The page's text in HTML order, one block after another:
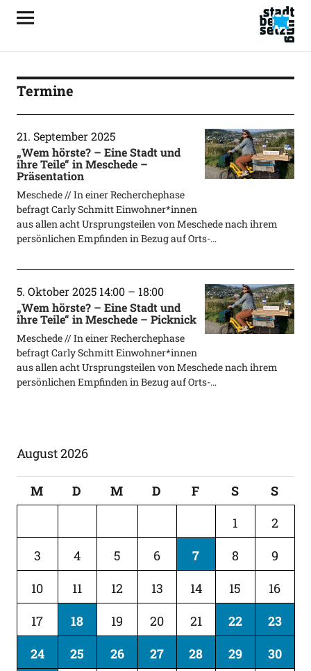
Termine
21. September 2025
„Wem hörste? – Eine Stadt und
ihre Teile“ in Meschede –
Präsentation
Meschede // In einer Recherchephase
befragt Carly Schmitt Einwohner*innen
aus allen acht Ursprungsteilen von Meschede nach ihrem
persönlichen Empfinden in Bezug auf Orts-…
5. Oktober 2025 14:00– 18:00
„Wem hörste? – Eine Stadt und
ihre Teile“ in Meschede – Picknick
Meschede // In einer Recherchephase
befragt Carly Schmitt Einwohner*innen
aus allen acht Ursprungsteilen von Meschede nach ihrem
persönlichen Empfinden in Bezug auf Orts-…
August 2026
M D M D F S
S
1
2
3
4 5 6 7 8
9
10
11 12 13 14 15
16
17
18 19 20 21 22
23
24
25 26 27 28 29
30